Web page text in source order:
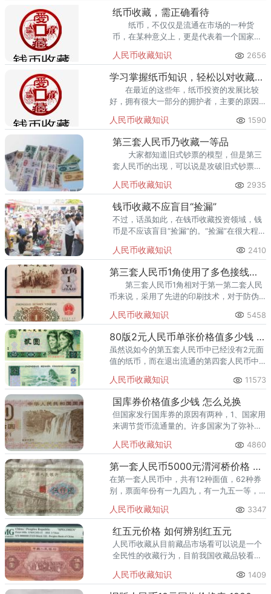
回收渠道里，能精准识别版别溢
纸币收藏，需正确看待
纸币，不仅仅是流通在市场的一种货
币，在某种意义上，更是代表着一个国家在
以从侧面直观地反映出当时的社会风土民情
以及时代的特征。
人民币收藏知识 2656
学习掌握纸币知识，轻松以对收藏投资
在最近的这些年，纸币投资的发展比较
好，拥有很大一部分的拥护者，主要的原因
松，容易控制的。
人民币收藏知识 1590
第三套人民币乃收藏一等品
大家都知道旧式钞票的模型，但是第三
套人民币的出现，可以说是攻破旧式钞票的
凋谢式构图。
人民币收藏知识 2935
钱币收藏不应盲目“捡漏”
不过，话虽如此，在钱币收藏投资领域，钱
币是不应该盲目“捡漏”的。“捡漏”在很大程度
人民币收藏知识 2410
第三套人民币1角使用了多色接线印刷技术
第三套人民币1角相对于第一第二套人民
币来说，采用了先进的印刷技术，对于防伪
元、2元、1元券人民币正面左侧盲文旁的花
纹图案采用了对印。
人民币收藏知识 5458
80版2元人民币单张价格值多少钱 80版2元人民币单张收藏价值
虽然说如今的第五套人民币中已经没有2元面
值的纸币，而在退出流通的第四套人民币中2
版2元人民币。
人民币收藏知识 11573
国库券价格值多少钱 怎么兑换
但国家发行国库券的原因有两种，1、国家用
来调节货币流通量的。许多国家为了弥补国
止，而早期的国库券退出流通市场后，逐渐
成为了老百姓们收藏的对象。
人民币收藏知识 4860
第一套人民币5000元渭河桥价格 5000元渭河桥图片
在第一套人民币中，共有12种面值，62种券
别，票面年份有一九四九，有一九五一等，
钞，可谓独树一帜。
人民币收藏知识 3347
红五元价格 如何辨别红五元
人民币收藏从目前藏品市场看可以说是一个
全民性的收藏行为，目前我国收藏品较看重
民币市场价格在四百万左右，第二套人民币
市场价格不断提升。
人民币收藏知识 1409